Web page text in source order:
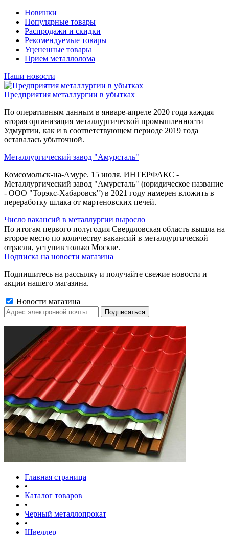
Новинки
Популярные товары
Распродажи и скидки
Рекомендуемые товары
Уцененные товары
Прием металлолома
Наши новости
Предприятия металлургии в убытках
По оперативным данным в январе-апреле 2020 года каждая
вторая организация металлургической промышленности
Удмуртии, как и в соответствующем периоде 2019 года
оставалась убыточной.
Металлургический завод "Амурсталь"
Комсомольск-на-Амуре. 15 июля. ИНТЕРФАКС -
Металлургический завод "Амурсталь" (юридическое название
- ООО "Торэкс-Хабаровск") в 2021 году намерен вложить в
переработку шлака от мартеновских печей.
Число вакансий в металлургии выросло
По итогам первого полугодия Свердловская область вышла на
второе место по количеству вакансий в металлургической
отрасли, уступив только Москве.
Подписка на новости магазина
Подпишитесь на рассылку и получайте свежие новости и
акции нашего магазина.
Новости магазина
Главная страница
•
Каталог товаров
•
Черный металлопрокат
•
Швеллер